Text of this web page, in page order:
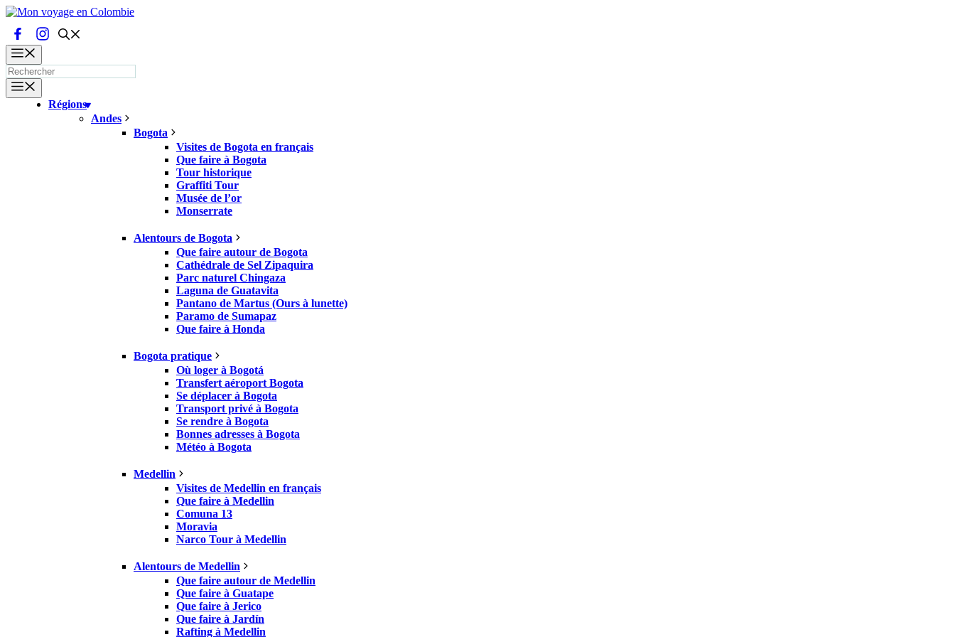
Aller
contenu
Régions
Andes
Bogota
Visites de Bogota en français
Que faire à Bogota
Tour historique
Graffiti Tour
Musée de l’or
Monserrate
Alentours de Bogota
Que faire autour de Bogota
Cathédrale de Sel Zipaquira
Parc naturel Chingaza
Laguna de Guatavita
Pantano de Martus (Ours à lunette)
Paramo de Sumapaz
Que faire à Honda
Bogota pratique
Où loger à Bogotá
Transfert aéroport Bogota
Se déplacer à Bogota
Transport privé à Bogota
Se rendre à Bogota
Bonnes adresses à Bogota
Météo à Bogota
Medellin
Visites de Medellin en français
Que faire à Medellin
Comuna 13
Moravia
Narco Tour à Medellin
Alentours de Medellin
Que faire autour de Medellin
Que faire à Guatape
Que faire à Jerico
Que faire à Jardín
Rafting à Medellin